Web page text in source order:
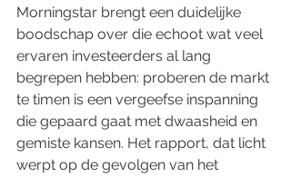
Morningstar brengt een duidelijke
boodschap over die echoot wat veel
ervaren investeerders al lang
begrepen hebben: proberen de markt
te timen is een vergeefse inspanning
die gepaard gaat met dwaasheid en
gemiste kansen. Het rapport, dat licht
werpt op de gevolgen van het